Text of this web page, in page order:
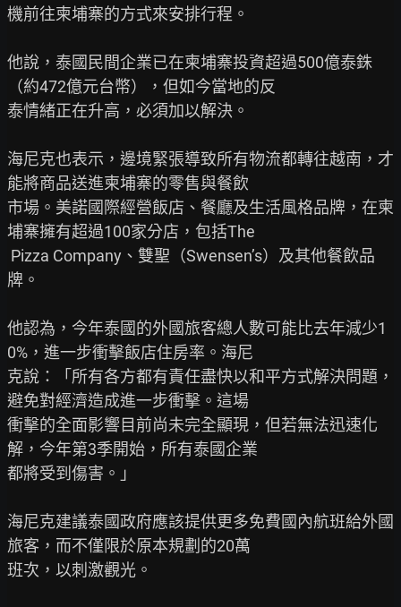
機前往柬埔寨的方式來安排行程。
他說，泰國民間企業已在柬埔寨投資超過500億泰銖
（約472億元台幣），但如今當地的反
泰情緒正在升高，必須加以解決。
海尼克也表示，邊境緊張導致所有物流都轉往越南，才
能將商品送進柬埔寨的零售與餐飲
市場。美諾國際經營飯店、餐廳及生活風格品牌，在柬
埔寨擁有超過100家分店，包括The
牌。
他認為，今年泰國的外國旅客總人數可能比去年減少1
0%，進一步衝擊飯店住房率。海尼
克說：「所有各方都有責任盡快以和平方式解決問題，
避免對經濟造成進一步衝擊。這場
衝擊的全面影響目前尚未完全顯現，但若無法迅速化
解，今年第3季開始，所有泰國企業
都將受到傷害。」
海尼克建議泰國政府應該提供更多免費國內航班給外國
旅客，而不僅限於原本規劃的20萬
班次，以刺激觀光。